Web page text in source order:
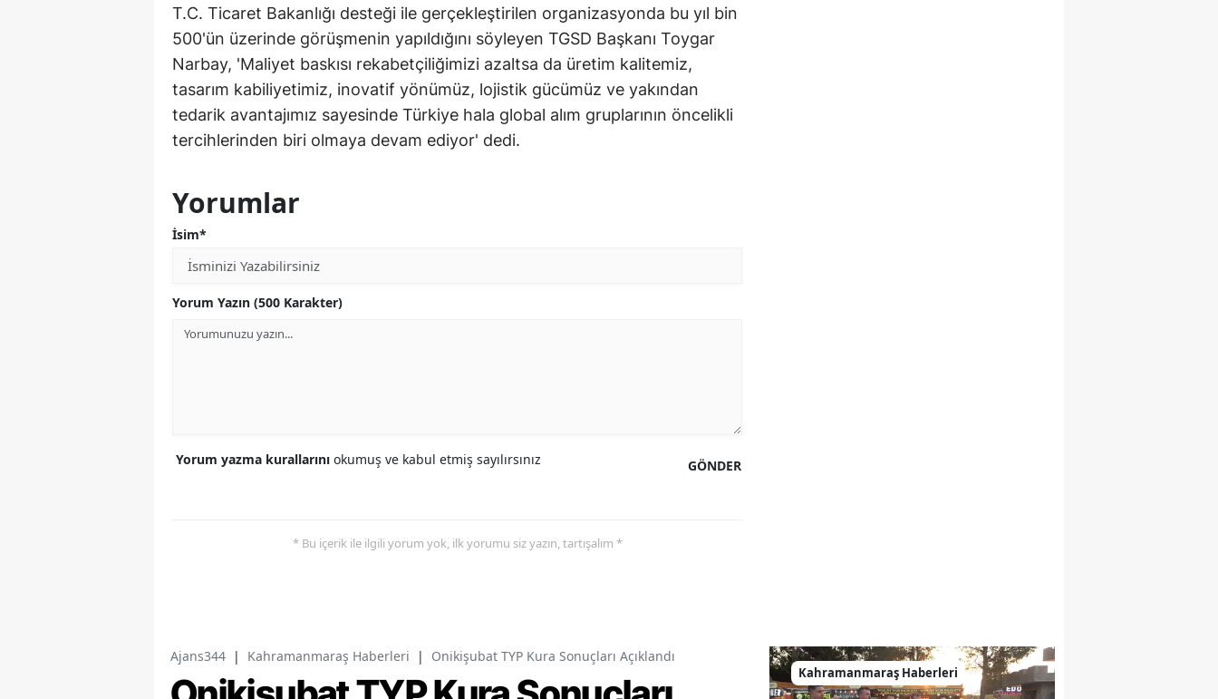
T.C. Ticaret Bakanlığı desteği ile gerçekleştirilen organizasyonda bu yıl bin
500'ün üzerinde görüşmenin yapıldığını söyleyen TGSD Başkanı Toygar
Narbay, 'Maliyet baskısı rekabetçiliğimizi azaltsa da üretim kalitemiz,
tasarım kabiliyetimiz, inovatif yönümüz, lojistik gücümüz ve yakından
tedarik avantajımız sayesinde Türkiye hala global alım gruplarının öncelikli
tercihlerinden biri olmaya devam ediyor' dedi.
Yorumlar
İsim*
Yorum Yazın (500 Karakter)
GÖNDER
Yorum yazma kurallarını okumuş ve kabul etmiş sayılırsınız
* Bu içerik ile ilgili yorum yok, ilk yorumu siz yazın, tartışalım *
Ajans344 | Kahramanmaraş Haberleri | Onikişubat TYP Kura Sonuçları Açıklandı
Kahramanmaraş Haberleri